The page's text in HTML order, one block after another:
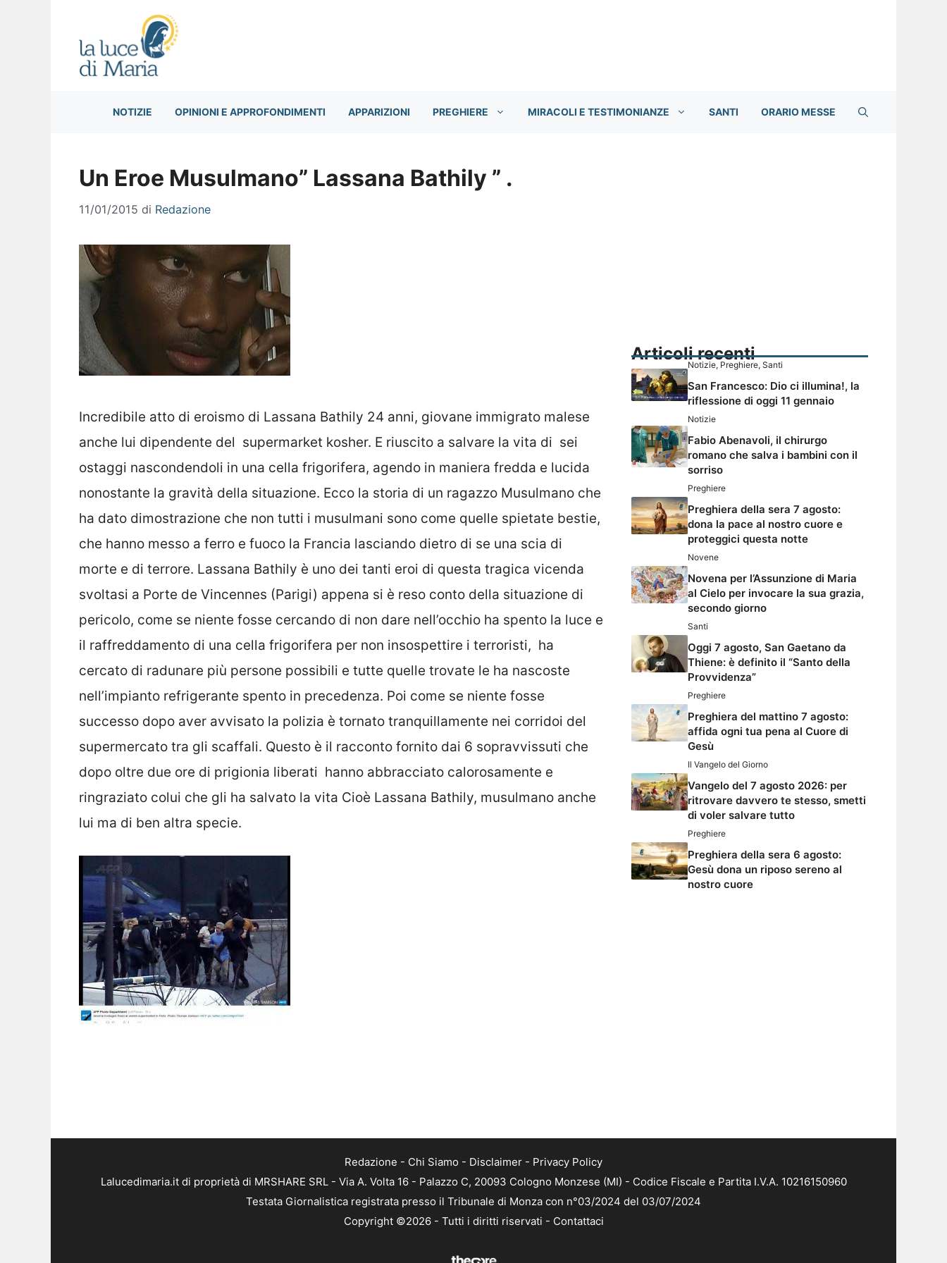
NOTIZIE OPINIONI E APPROFONDIMENTI APPARIZIONI PREGHIERE MIRACOLI E TESTIMONIANZE SANTI ORARIO MESSE
Un Eroe Musulmano” Lassana Bathily ” .
11/01/2015 di Redazione
Incredibile atto di eroismo di Lassana Bathily 24 anni, giovane immigrato malese
anche lui dipendente del supermarket kosher. E riuscito a salvare la vita di sei
ostaggi nascondendoli in una cella frigorifera, agendo in maniera fredda e lucida
nonostante la gravità della situazione. Ecco la storia di un ragazzo Musulmano che
ha dato dimostrazione che non tutti i musulmani sono come quelle spietate bestie,
che hanno messo a ferro e fuoco la Francia lasciando dietro di se una scia di
morte e di terrore. Lassana Bathily è uno dei tanti eroi di questa tragica vicenda
svoltasi a Porte de Vincennes (Parigi) appena si è reso conto della situazione di
pericolo, come se niente fosse cercando di non dare nell’occhio ha spento la luce e
il raffreddamento di una cella frigorifera per non insospettire i terroristi, ha
cercato di radunare più persone possibili e tutte quelle trovate le ha nascoste
nell’impianto refrigerante spento in precedenza. Poi come se niente fosse
successo dopo aver avvisato la polizia è tornato tranquillamente nei corridoi del
supermercato tra gli scaffali. Questo è il racconto fornito dai 6 sopravvissuti che
dopo oltre due ore di prigionia liberati hanno abbracciato calorosamente e
ringraziato colui che gli ha salvato la vita Cioè Lassana Bathily, musulmano anche
lui ma di ben altra specie.
Articoli recenti
Notizie, Preghiere, Santi
San Francesco: Dio ci illumina!, la
riflessione di oggi 11 gennaio
Notizie
Fabio Abenavoli, il chirurgo
romano che salva i bambini con il
sorriso
Preghiere
Preghiera della sera 7 agosto:
dona la pace al nostro cuore e
proteggici questa notte
Novene
Novena per l’Assunzione di Maria
al Cielo per invocare la sua grazia,
secondo giorno
Santi
Oggi 7 agosto, San Gaetano da
Thiene: è definito il “Santo della
Provvidenza”
Preghiere
Preghiera del mattino 7 agosto:
affida ogni tua pena al Cuore di
Gesù
Il Vangelo del Giorno
Vangelo del 7 agosto 2026: per
ritrovare davvero te stesso, smetti
di voler salvare tutto
Preghiere
Preghiera della sera 6 agosto:
Gesù dona un riposo sereno al
nostro cuore
Redazione - Chi Siamo - Disclaimer - Privacy Policy
Lalucedimaria.it di proprietà di MRSHARE SRL - Via A. Volta 16 - Palazzo C, 20093 Cologno Monzese (MI) - Codice Fiscale e Partita I.V.A. 10216150960
Testata Giornalistica registrata presso il Tribunale di Monza con n°03/2024 del 03/07/2024
Copyright ©2026 - Tutti i diritti riservati - Contattaci